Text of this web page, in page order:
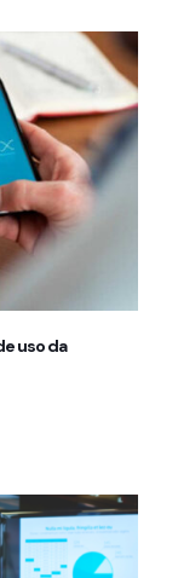
uso da